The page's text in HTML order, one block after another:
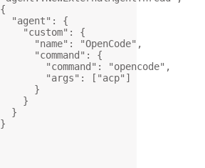
{
"agent" : {
"custom" : {
"name" : "OpenCode" ,
"command" : {
"command" : "opencode" ,
"args" : [ "acp" ]
}
}
}
}